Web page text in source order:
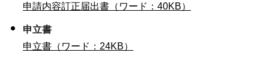
申請内容訂正届出書（ワード：40KB）
申立書
申立書（ワード：24KB）